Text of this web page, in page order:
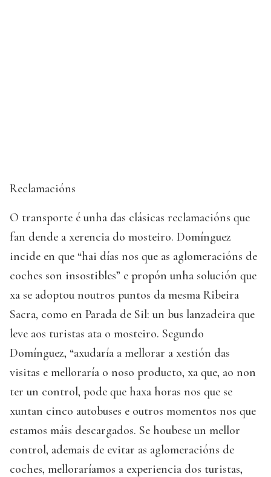
Reclamacións
O transporte é unha das clásicas reclamacións que
fan dende a xerencia do mosteiro. Domínguez
incide en que “hai días nos que as aglomeracións de
coches son insostibles” e propón unha solución que
xa se adoptou noutros puntos da mesma Ribeira
Sacra, como en Parada de Sil: un bus lanzadeira que
leve aos turistas ata o mosteiro. Segundo
Domínguez, “axudaría a mellorar a xestión das
visitas e melloraría o noso producto, xa que, ao non
ter un control, pode que haxa horas nos que se
xuntan cinco autobuses e outros momentos nos que
estamos máis descargados. Se houbese un mellor
control, ademais de evitar as aglomeracións de
coches, melloraríamos a experiencia dos turistas,